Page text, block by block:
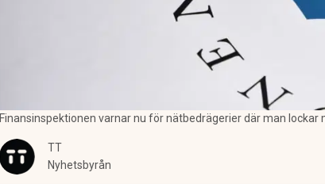
Finansinspektionen varnar nu för nätbedrägerier där man
TT
Nyhetsbyrån